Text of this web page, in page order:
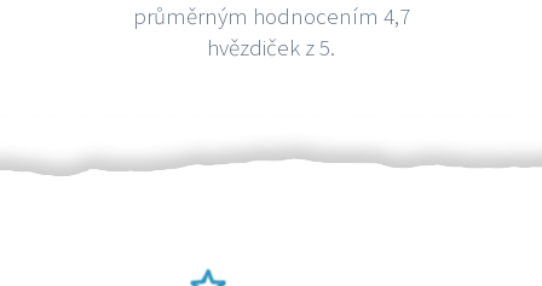
průměrným hodnocením 4,7
hvězdiček z 5.